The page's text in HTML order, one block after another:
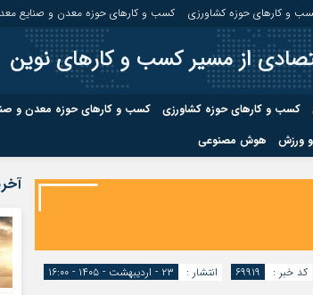
و کارهای حوزه کشاورزی کسب و کارهای حوزه معدن و صنایع
از مسیر کسب و کارهای نوین
کسب و کارهای حوزه کشاورزی
کسب و کارهای حوزه معدن و
ورزش هوش مصنوعی
ما صفحه نخست
کسب و کارهای
کسب و کارهای انتشار : ۲۳ - اردیبهشت - ۱۴۰۵ - ۱۶:۰۰ کد خبر : ۶۹۹۱۹